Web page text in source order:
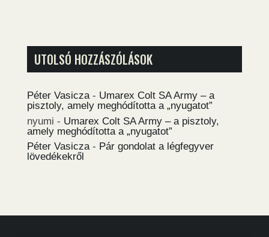
UTOLSÓ HOZZÁSZÓLÁSOK
Péter Vasicza- Umarex Colt SA Army – a
pisztoly, amely meghódította a „nyugatot”
nyumi - Umarex Colt SA Army – a pisztoly,
amely meghódította a „nyugatot”
Péter Vasicza- Pár gondolat a légfegyver
lövedékekről